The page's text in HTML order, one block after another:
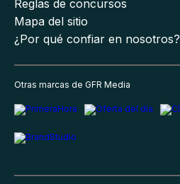
Reglas de concursos
Mapa del sitio
¿Por qué confiar en nosotros?
Otras marcas de GFR Media